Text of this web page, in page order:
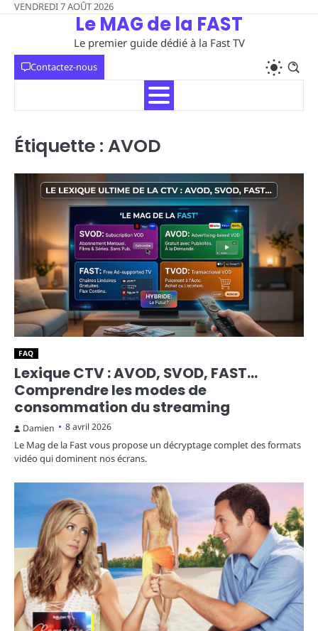
SkipVENDREDI 7 AOÛT 2026
Contactez-nous
Le MAG de la FAST
Le premier guide dédié à la Fast TV
Étiquette :AVOD
FAQ
Lexique CTV : AVOD, SVOD, FAST…
Comprendre les modes de
consommation du streaming
Damien 8 avril 2026
Le Mag de la Fast vous propose un décryptage complet des formats
vidéo qui dominent nos écrans.